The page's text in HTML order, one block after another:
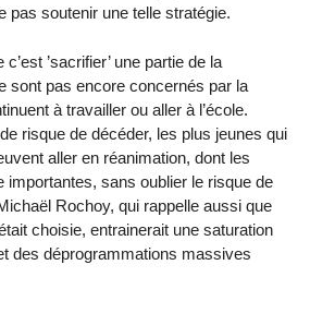
pas soutenir une telle stratégie.
’sacrifier’ une partie de la
sont pas encore concernés par la
à travailler ou aller à l’école.
risque de décéder, les plus jeunes qui
aller en réanimation, dont les
importantes, sans oublier le risque de
Rochoy, qui rappelle aussi que
choisie, entrainerait une saturation
des déprogrammations massives